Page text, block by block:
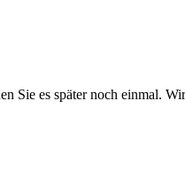
Sie es später noch einmal.